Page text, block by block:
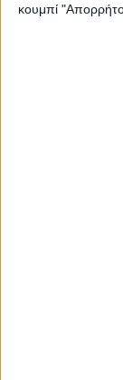
κουμπί
Διαβάστε πιο